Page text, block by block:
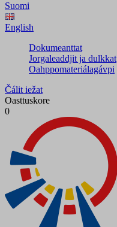
Suomi
English
Dokumeanttat
Jorgaleaddjit ja dulkkat
Oahppomateriálagávpi
Čálit iežat
Oasttuskore
0